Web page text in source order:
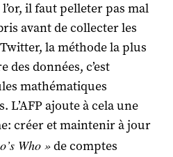
il faut pelleter pas mal
avant de collecter les
la méthode la plus
données, c’est
mathématiques
L’AFP ajoute à cela une
créer et maintenir à jour
Who »de comptes